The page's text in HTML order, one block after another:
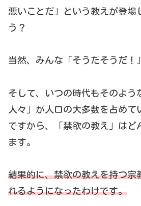
悪いことだ」という教えが登場
う？
当然、みんな「そうだそうだ！
そして、いつの時代もそのよう
人々」が人口の大多数を占めて
ですから、「禁欲の教え」はど
ます。
結果的に、禁欲の教えを持つ宗
れるようになったわけです。